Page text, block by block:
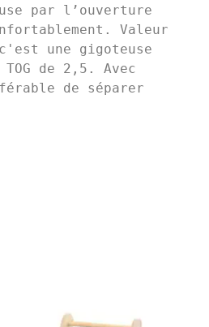
par l’ouverture
Valeur
une gigoteuse
de 2,5. Avec
de séparer